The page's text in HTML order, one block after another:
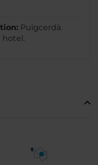
Puigcerdà.
hotel.